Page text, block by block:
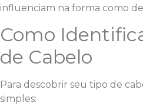
influenciam na forma como
Como
de Cabelo
Para descobrir seu tipo de
simples: